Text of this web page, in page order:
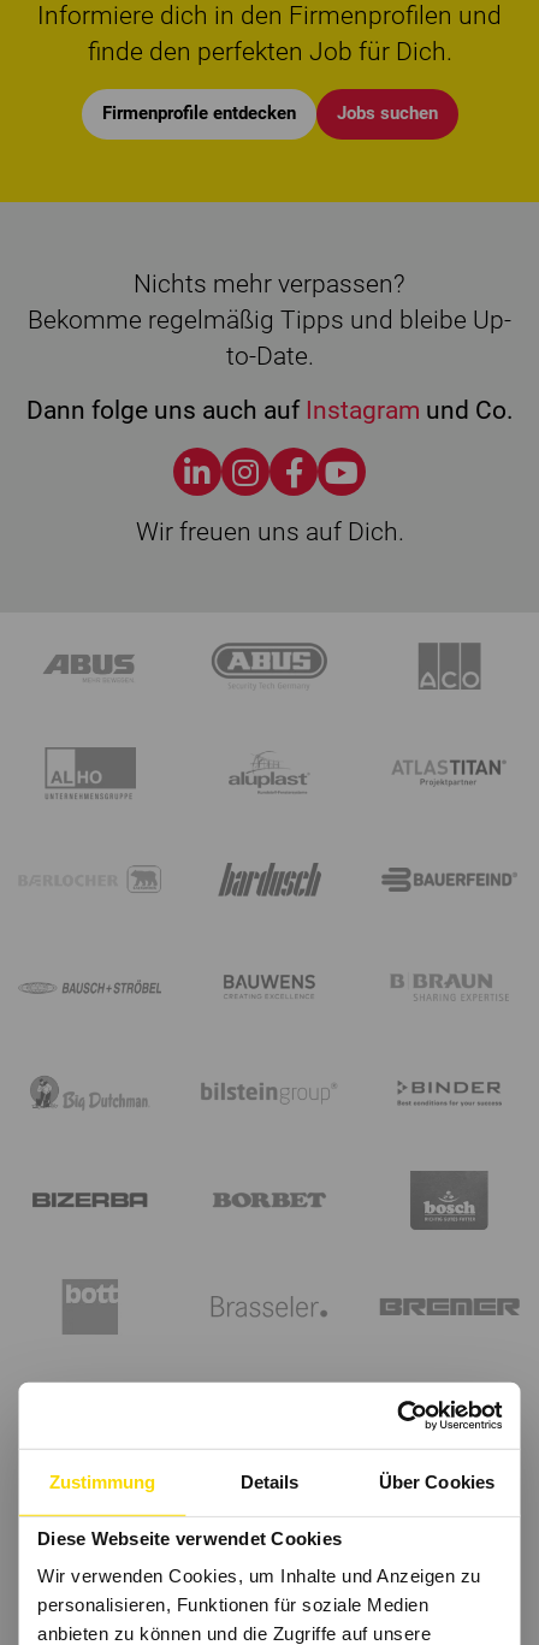
Zustimmung Details Über Cookies
Diese Webseite verwendet Cookies
Wir verwenden Cookies, um Inhalte und Anzeigen zu
personalisieren, Funktionen für soziale Medien
anbieten zu können und die Zugriffe auf unsere
Informiere dich in den Firmenprofilen und
finde den perfekten Job für Dich.
Firmenprofile entdecken Jobs suchen
Nichts mehr verpassen?
Bekomme regelmäßig Tipps und bleibe Up-
to-Date.
Dann folge uns auch auf Instagram und Co.
Wir freuen uns auf Dich.